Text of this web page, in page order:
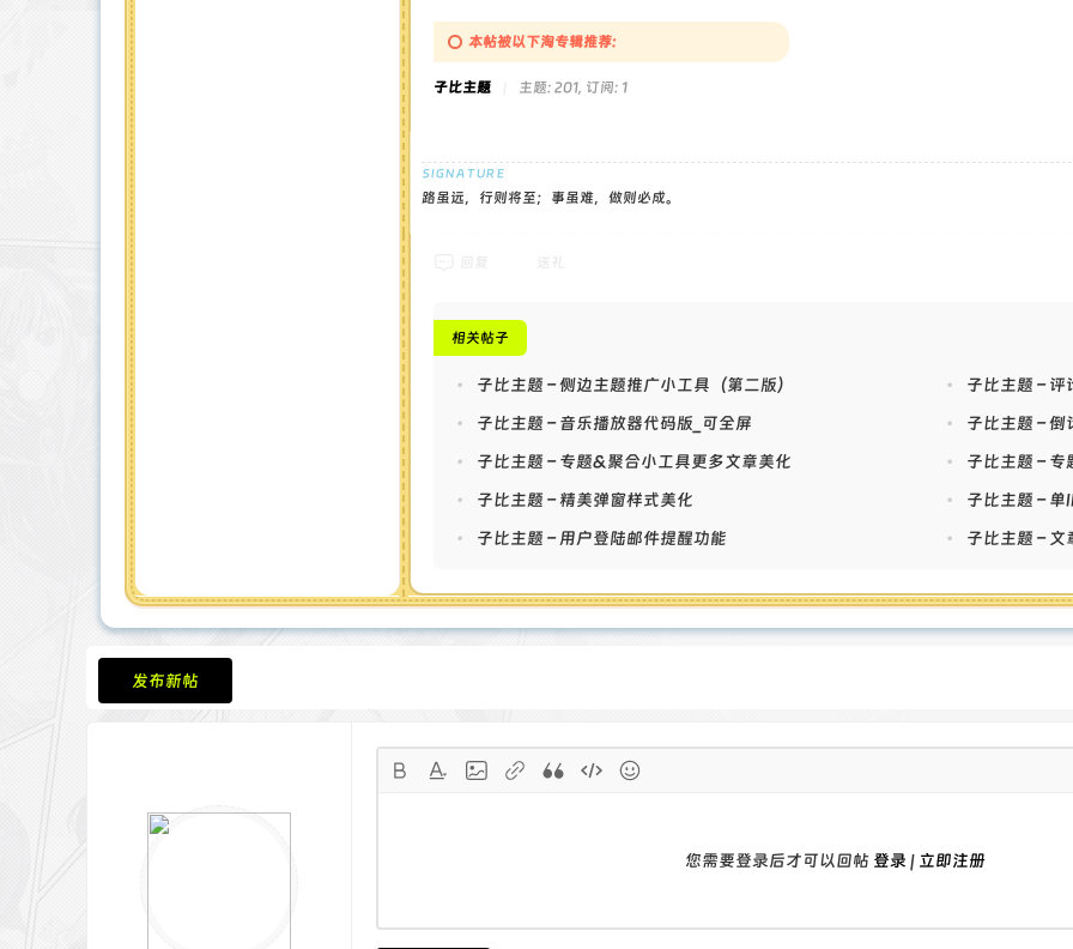
}
}
add_action('wp_ajax_zib_nav_links_ajax_hand',
function zib_nav_links_curls($url) {
$ch = curl_init();
$options = [
CURLOPT_URL => $url,
CURLOPT_CONNECTTIMEOUT => $timeout,
CURLOPT_FOLLOWLOCATION => 1,
CURLOPT_SSL_VERIFYPEER => FALSE,
CURLOPT_SSL_VERIFYHOST => FALSE
$httpCode = curl_getinfo($ch, CURLINFO_HTTP_CODE);
throw new Exception("HTTP Error: " . $httpCode);
本帖被以下淘专辑推荐:
子比主题 主题: 201, 订阅: 1
路虽远，行则将至；事虽难，做则必成。
相关帖子
• 子比主题 – 侧边主题推广小工具（第二版） •
子比主题 –
•
子比主题 – 音乐播放器代码版_可全屏 •
子比主题 – 倒
•
子比主题 – 专题&聚合小工具更多文章美化 •
子比主题 –
•
子比主题 – 精美弹窗样式美化 •
子比主题 – 单
•
子比主题 – 用户登陆邮件提醒功能 • 子比主题 –
发布新帖
您需要登录后才可以回帖 登录 | 立即注册